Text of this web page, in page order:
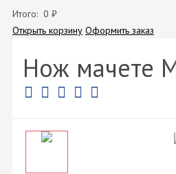
Итого: 0 ₽
Открыть корзину Оформить заказ
Нож мачете